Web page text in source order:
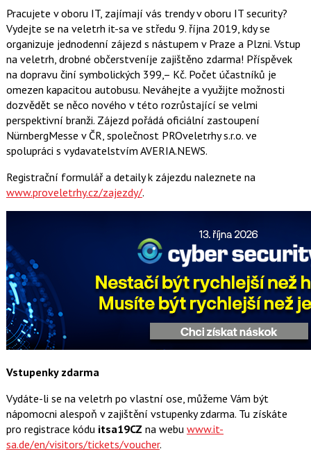
Pracujete v oboru IT, zajímají vás trendy v oboru IT security?
Vydejte se na veletrh it-sa ve středu 9. října 2019, kdy se
organizuje jednodenní zájezd s nástupem v Praze a Plzni. Vstup
na veletrh, drobné občerstveníje zajištěno zdarma! Příspěvek
na dopravu činí symbolických 399,– Kč. Počet účastníků je
omezen kapacitou autobusu. Neváhejte a využijte možnosti
dozvědět se něco nového v této rozrůstající se velmi
perspektivní branži. Zájezd pořádá oficiální zastoupení
NürnbergMesse v ČR, společnost PROveletrhy s.r.o. ve
spolupráci s vydavatelstvím AVERIA.NEWS.
Registrační formulář a detaily k zájezdu naleznete na
www.proveletrhy.cz/zajezdy/.
Vstupenky zdarma
Vydáte-li se na veletrh po vlastní ose, můžeme Vám být
nápomocni alespoň v zajištění vstupenky zdarma. Tu získáte
pro registrace kódu itsa19CZ na webu www.it-
sa.de/en/visitors/tickets/voucher.